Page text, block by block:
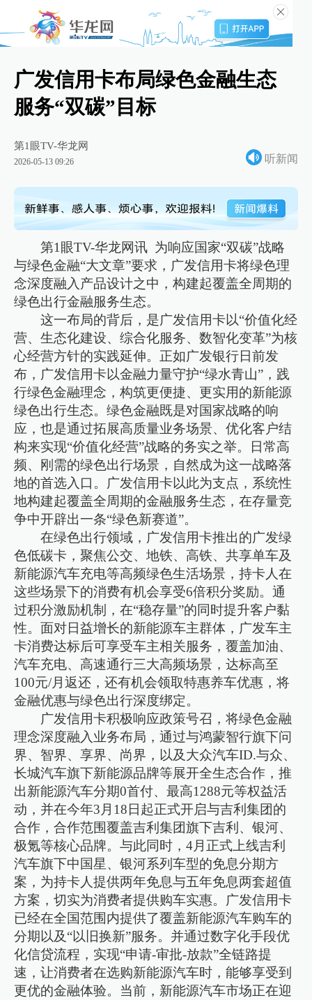
广发信用卡布局绿色金融生态
服务“双碳”目标
第1眼TV-华龙网
2026-05-13 09:26 听新闻
第1眼TV-华龙网讯 为响应国家“双碳”战略
与绿色金融“大文章”要求，广发信用卡将绿色理
念深度融入产品设计之中，构建起覆盖全周期的
绿色出行金融服务生态。
这一布局的背后，是广发信用卡以“价值化经
营、生态化建设、综合化服务、数智化变革”为核
心经营方针的实践延伸。正如广发银行日前发
布，广发信用卡以金融力量守护“绿水青山”，践
行绿色金融理念，构筑更便捷、更实用的新能源
绿色出行生态。绿色金融既是对国家战略的响
应，也是通过拓展高质量业务场景、优化客户结
构来实现“价值化经营”战略的务实之举。日常高
频、刚需的绿色出行场景，自然成为这一战略落
地的首选入口。广发信用卡以此为支点，系统性
地构建起覆盖全周期的金融服务生态，在存量竞
争中开辟出一条“绿色新赛道”。
在绿色出行领域，广发信用卡推出的广发绿
色低碳卡，聚焦公交、地铁、高铁、共享单车及
新能源汽车充电等高频绿色生活场景，持卡人在
这些场景下的消费有机会享受6倍积分奖励。通
过积分激励机制，在“稳存量”的同时提升客户黏
性。面对日益增长的新能源车主群体，广发车主
卡消费达标后可享受车主相关服务，覆盖加油、
汽车充电、高速通行三大高频场景，达标高至
100元/月返还，还有机会领取特惠养车优惠，将
金融优惠与绿色出行深度绑定。
广发信用卡积极响应政策号召，将绿色金融
理念深度融入业务布局，通过与鸿蒙智行旗下问
界、智界、享界、尚界，以及大众汽车ID.与众、
长城汽车旗下新能源品牌等展开全生态合作，推
出新能源汽车分期0首付、最高1288元等权益活
动，并在今年3月18日起正式开启与吉利集团的
合作，合作范围覆盖吉利集团旗下吉利、银河、
极氪等核心品牌。与此同时，4月正式上线吉利
汽车旗下中国星、银河系列车型的免息分期方
案，为持卡人提供两年免息与五年免息两套超值
方案，切实为消费者提供购车实惠。广发信用卡
已经在全国范围内提供了覆盖新能源汽车购车的
分期以及“以旧换新”服务。并通过数字化手段优
化信贷流程，实现“申请-审批-放款”全链路提
速，让消费者在选购新能源汽车时，能够享受到
更优的金融体验。当前，新能源汽车市场正在迎